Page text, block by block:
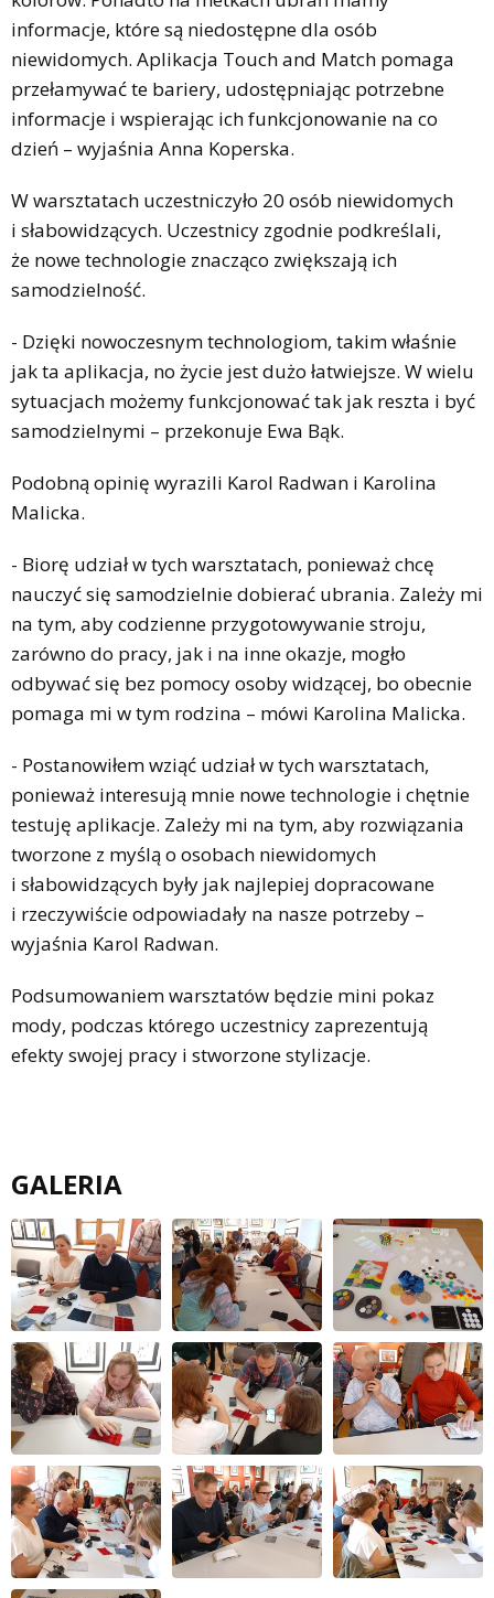
informacje, które są niedostępne dla osób
niewidomych. Aplikacja Touch and Match pomaga
przełamywać te bariery, udostępniając potrzebne
informacje i wspierając ich funkcjonowanie na co
dzień – wyjaśnia Anna Koperska.
W warsztatach uczestniczyło 20 osób niewidomych
i słabowidzących. Uczestnicy zgodnie podkreślali,
że nowe technologie znacząco zwiększają ich
samodzielność.
- Dzięki nowoczesnym technologiom, takim właśnie
jak ta aplikacja, no życie jest dużo łatwiejsze. W wielu
sytuacjach możemy funkcjonować tak jak reszta i być
samodzielnymi – przekonuje Ewa Bąk.
Podobną opinię wyrazili Karol Radwan i Karolina
Malicka.
- Biorę udział w tych warsztatach, ponieważ chcę
nauczyć się samodzielnie dobierać ubrania. Zależy mi
na tym, aby codzienne przygotowywanie stroju,
zarówno do pracy, jak i na inne okazje, mogło
odbywać się bez pomocy osoby widzącej, bo obecnie
pomaga mi w tym rodzina – mówi Karolina Malicka.
- Postanowiłem wziąć udział w tych warsztatach,
ponieważ interesują mnie nowe technologie i chętnie
testuję aplikacje. Zależy mi na tym, aby rozwiązania
tworzone z myślą o osobach niewidomych
i słabowidzących były jak najlepiej dopracowane
i rzeczywiście odpowiadały na nasze potrzeby –
wyjaśnia Karol Radwan.
Podsumowaniem warsztatów będzie mini pokaz
mody, podczas którego uczestnicy zaprezentują
efekty swojej pracy i stworzone stylizacje.
GALERIA